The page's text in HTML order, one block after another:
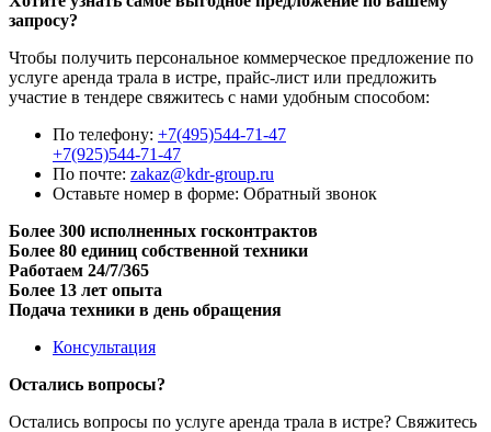
запросу?
Чтобы получить персональное коммерческое предложение по
услуге аренда трала в истре, прайс-лист или предложить
участие в тендере свяжитесь с нами удобным способом:
По телефону: +7(495)544-71-47
+7(925)544-71-47
По почте: zakaz@kdr-group.ru
Оставьте номер в форме: Обратный звонок
Более 300 исполненных госконтрактов
Более 80 единиц собственной техники
Работаем 24/7/365
Более 13 лет опыта
Подача техники в день обращения
Консультация
Остались вопросы?
Остались вопросы по услуге аренда трала в истре? Свяжитесь